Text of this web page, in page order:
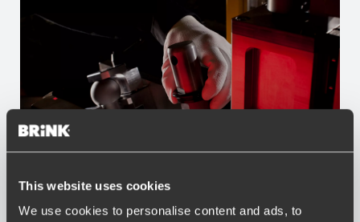
This website uses cookies
We use cookies to personalise content and ads, to
Vorteile von Brink